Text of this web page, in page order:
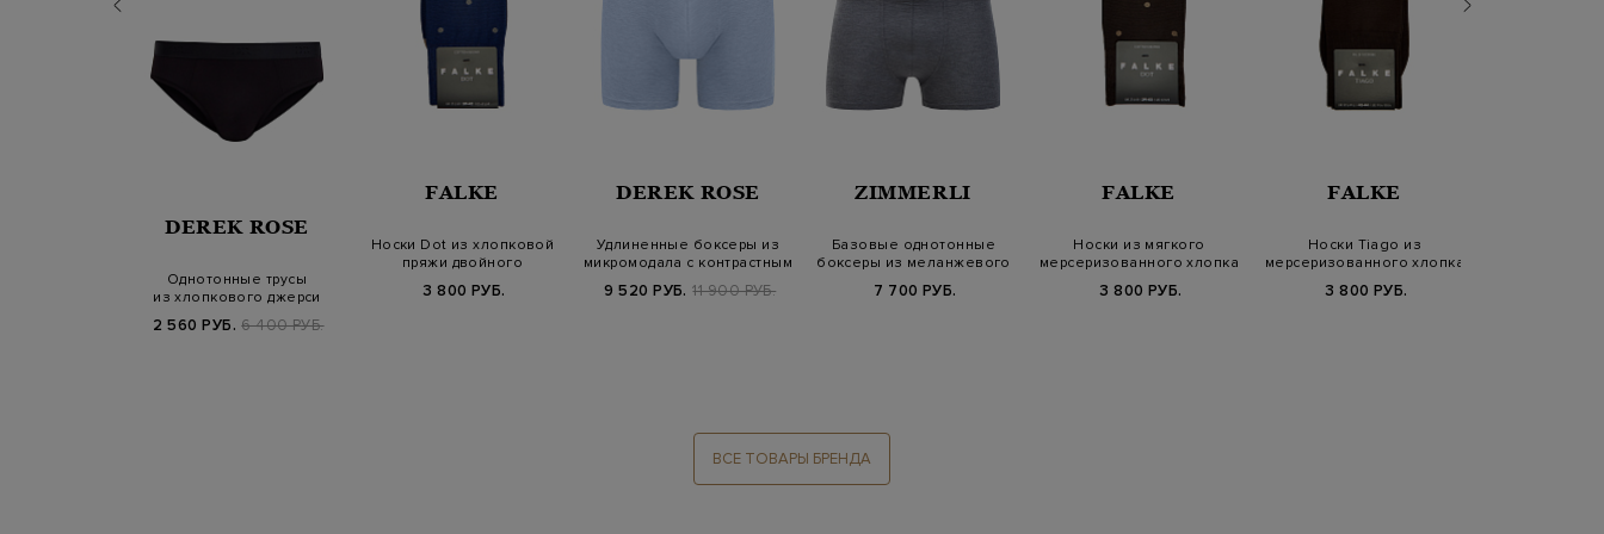
DEREK ROSE
Однотонные трусы
из хлопкового джерси
2 560 РУБ. 6 400 РУБ.
FALKE
Носки Dot из хлопковой
пряжи двойного
3 800 РУБ.
DEREK ROSE
Удлиненные боксеры из
микромодала с контрастным
9 520 РУБ. 11 900 РУБ.
ZIMMERLI
Базовые однотонные
боксеры из меланжевого
7 700 РУБ.
FALKE
Носки из мягкого
мерсеризованного хлопка
3 800 РУБ.
FALKE
Носки Tiago из
мерсеризованного хлопка
3 800 РУБ.
ВСЕ ТОВАРЫ БРЕНДА